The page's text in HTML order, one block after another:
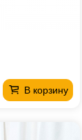
В корзину